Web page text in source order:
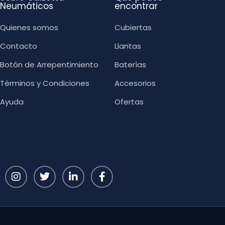
Neumáticos
Quienes somos
Contacto
Botón de Arrepentimiento
Términos y Condiciones
Ayuda
encontrar
Cubiertas
Llantas
Baterías
Accesorios
Ofertas
I
n
s
a
T
w
i
t
L
i
n
e
F
a
c
b